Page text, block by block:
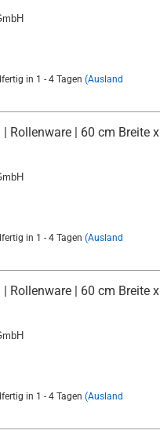
in 1 - 4 Tagen (Ausland
Rollenware | 60 cm Breite x
in 1 - 4 Tagen (Ausland
Rollenware | 60 cm Breite x
in 1 - 4 Tagen (Ausland